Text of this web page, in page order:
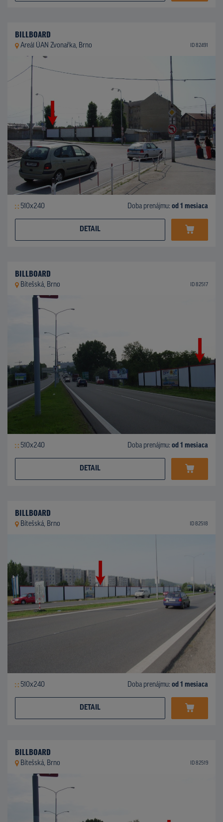
BILLBOARD
Areál ÚAN Zvonařka, Brno ID 82491
510x240 Doba prenájmu: od 1 mesiaca
DETAIL
BILLBOARD
Bítešská, Brno ID 82517
510x240 Doba prenájmu: od 1 mesiaca
DETAIL
BILLBOARD
Bítešská, Brno ID 82518
510x240 Doba prenájmu: od 1 mesiaca
DETAIL
BILLBOARD
Bítešská, Brno ID 82519